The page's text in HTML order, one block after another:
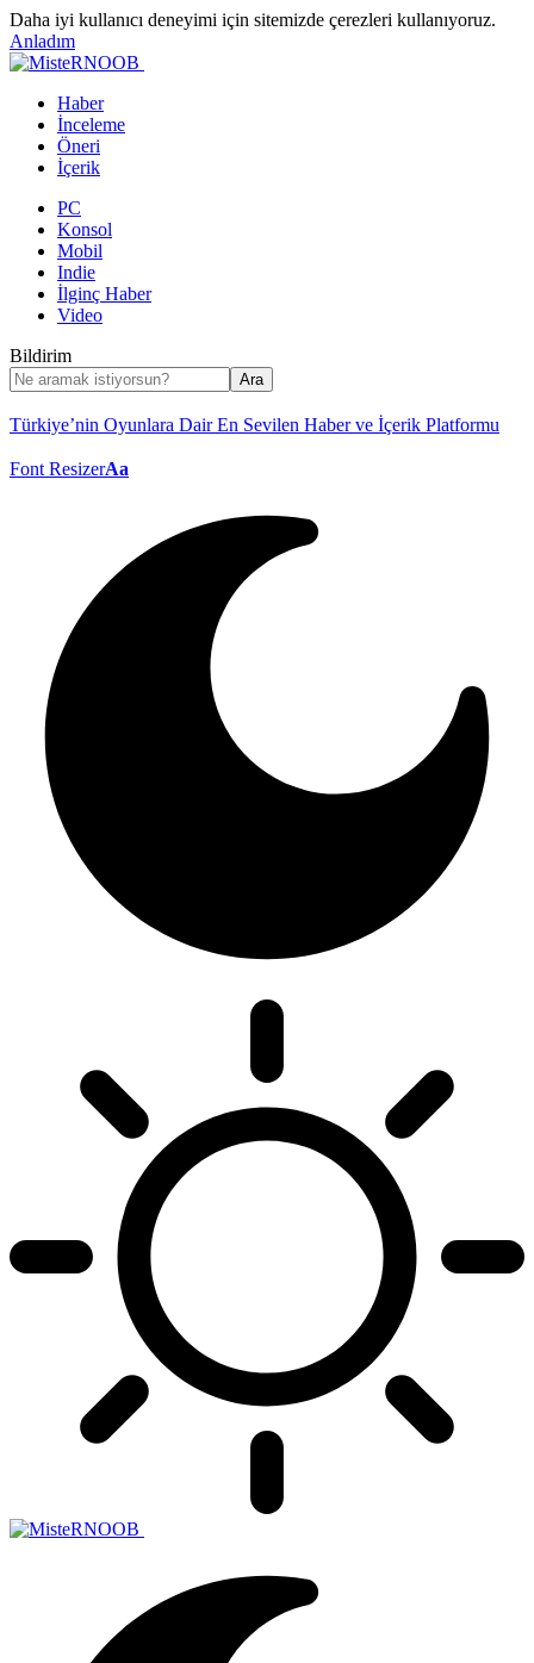
Daha iyi kullanıcı deneyimi için sitemizde çerezleri kullanıyoruz.
Anladım
Haber
İnceleme
Öneri
İçerik
PC
Konsol
Mobil
Indie
İlginç Haber
Video
Bildirim
Türkiye’nin Oyunlara Dair En Sevilen Haber ve İçerik Platformu
Font ResizerAa